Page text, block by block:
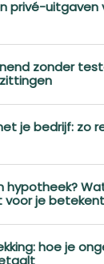
privé-uitgaven
zonder
je bedrijf: zo
hypotheek?
voor je betekent
hoe je